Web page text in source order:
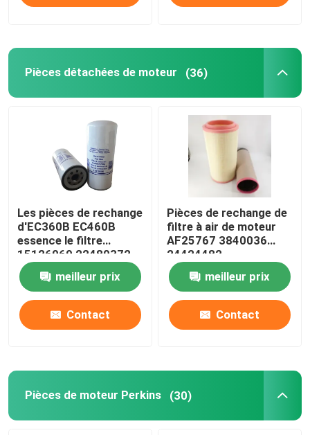
Excavatrice Spare Part
Pièces détachées de moteur
pièces de moteur de deutz
pièces de rechange de Cummins Engine
Pièces de rechange de compresseur d'air
Pompe à réfrigérant de moteur
Pièces détachées de moteur (36)
Les pièces de rechange
d'EC360B EC460B
essence le filtre
15126069 22480372
meilleur prix
Contact
Pièces de rechange de
filtre à air de moteur
AF25767 3840036
24424482
meilleur prix
Contact
Pièces de moteur Perkins (30)